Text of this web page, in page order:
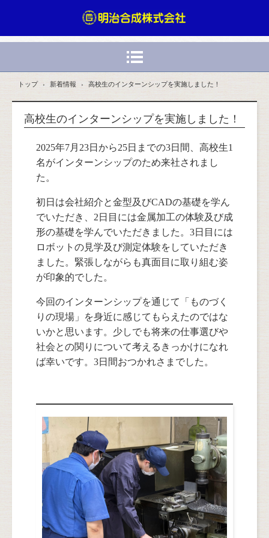
トップ › 新着情報 › 高校生のインターンシップを実施しました！
高校生のインターンシップを実施しました！
2025年7月23日から25日までの3日間、高校生1
名がインターンシップのため来社されまし
た。
初日は会社紹介と金型及びCADの基礎を学ん
でいただき、2日目には金属加工の体験及び成
形の基礎を学んでいただきました。3日目には
ロボットの見学及び測定体験をしていただき
ました。緊張しながらも真面目に取り組む姿
が印象的でした。
今回のインターンシップを通じて「ものづく
りの現場」を身近に感じてもらえたのではな
いかと思います。少しでも将来の仕事選びや
社会との関りについて考えるきっかけになれ
ば幸いです。3日間おつかれさまでした。